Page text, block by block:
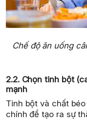
Chế độ ăn uống
2.2. Chọn tinh bột
mạnh
Tinh bột và chất
chính để tạo ra sự